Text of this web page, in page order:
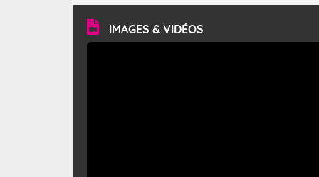
vitesse moyenne de 50 km/h et atteindre 80 à 100 km/h
en rafales, parfois davantage. Il parcourt la basse vallée
du Rhône et la Provence et envahit le littoral
méditerranéen à partir de la Camargue.
IMAGES & VIDÉOS